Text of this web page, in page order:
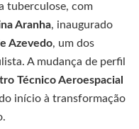
tuberculose, com
Aranha, inaugurado
Azevedo, um dos
A mudança de perfil
Técnico Aeroespacial
início à transformação